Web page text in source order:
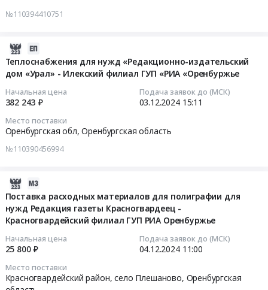
№110394410751
Теплоснабжения для нужд «Редакционно-издательский
дом «Урал» - Илекский филиал ГУП «РИА «Оренбуржье
Начальная цена
382 243 ₽
Подача заявок до (МСК)
03.12.2024 15:11
Место поставки
Оренбургская обл,Оренбургская область
№110390456994
Поставка расходных материалов для полиграфии для
нужд Редакция газеты Красногвардеец -
Красногвардейский филиал ГУП РИА Оренбуржье
Начальная цена
25 800 ₽
Подача заявок до (МСК)
04.12.2024 11:00
Место поставки
Красногвардейский район, село Плешаново, Оренбургская